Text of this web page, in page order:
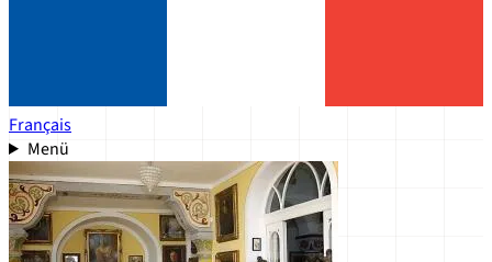
Français
Menü